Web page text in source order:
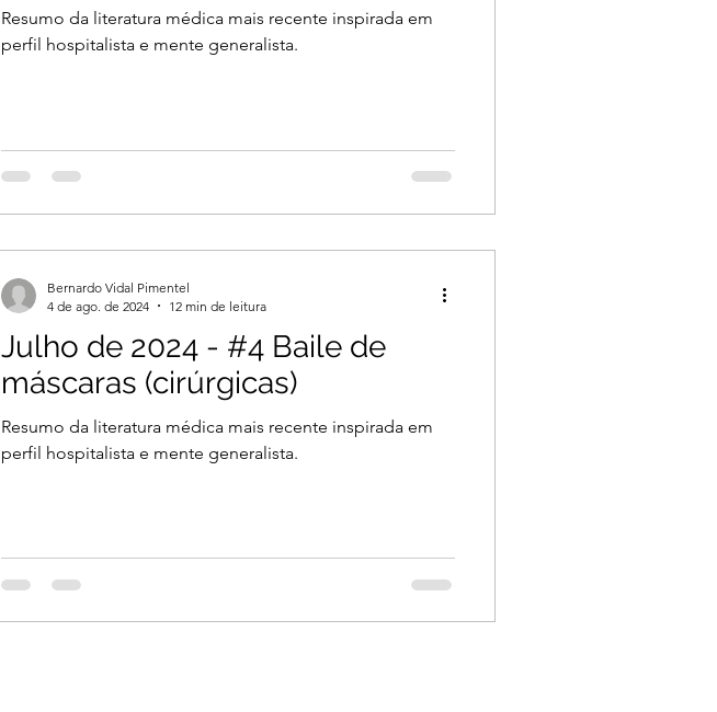
Resumo da literatura médica mais recente inspirada em
perfil hospitalista e mente generalista.
Julho de 2024 - #4 Baile de
máscaras (cirúrgicas)
Resumo da literatura médica mais recente inspirada em
perfil hospitalista e mente generalista.
Bernardo Vidal Pimentel
4 de ago. de 2024
12 min de leitura